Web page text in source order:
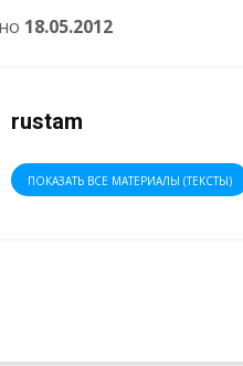
18.05.2012
rustam
ПОКАЗАТЬ ВСЕ МАТЕРИАЛЫ (ТЕКСТЫ)